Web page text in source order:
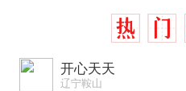
开心天天
辽宁鞍山